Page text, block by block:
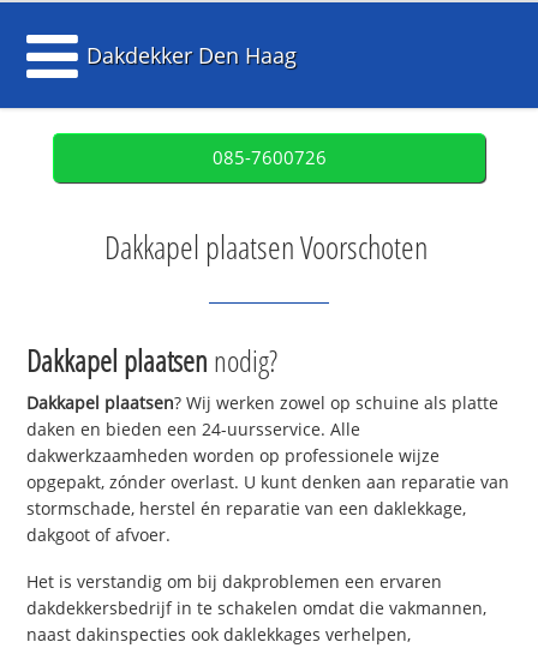
Dakdekker Den Haag
085-7600726
Dakkapel plaatsen Voorschoten
Dakkapel plaatsen nodig?
Dakkapel plaatsen? Wij werken zowel op schuine als platte
daken en bieden een 24-uursservice. Alle
dakwerkzaamheden worden op professionele wijze
opgepakt, zónder overlast. U kunt denken aan reparatie van
stormschade, herstel én reparatie van een daklekkage,
dakgoot of afvoer.
Het is verstandig om bij dakproblemen een ervaren
dakdekkersbedrijf in te schakelen omdat die vakmannen,
naast dakinspecties ook daklekkages verhelpen,